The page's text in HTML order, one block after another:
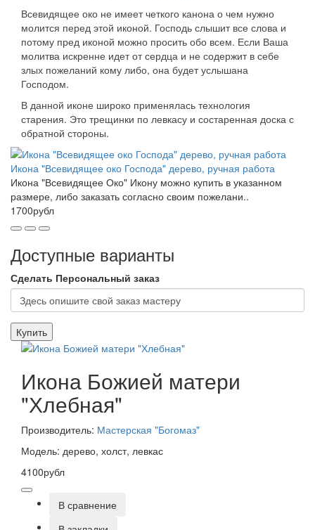
Всевидящее око не имеет четкого канона о чем нужно
молится перед этой иконой. Господь слышит все слова и
потому пред иконой можно просить обо всем. Если Ваша
молитва искренне идет от сердца и не содержит в себе
злых пожеланий кому либо, она будет услышана
Господом.
В данной иконе широко применялась технология
старения. Это трещинки по левкасу и состаренная доска с
обратной стороны.
Икона "Всевидящее око Господа" дерево, ручная работа
Икона "Всевидящее Око" Икону можно купить в указанном
размере, либо заказать согласно своим пожелани..
1700рубл
Доступные варианты
Сделать Персональный заказ
Купить
Икона Божией матери
"Хлебная"
Производитель: Мастерская "Богомаз"
Модель: дерево, холст, левкас
4100рубл
В сравнение